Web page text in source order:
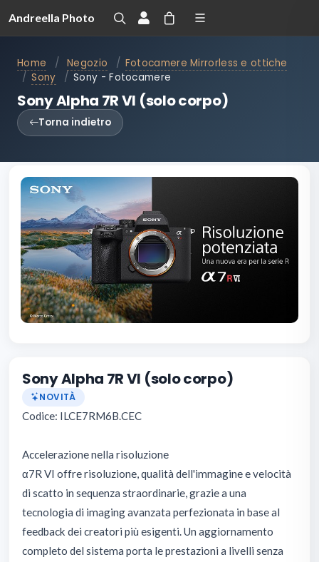
Andreella Photo
Home / Negozio / Fotocamere Mirrorless e ottiche
/ Sony / Sony - Fotocamere
Sony Alpha 7R VI (solo corpo)
Torna indietro
Sony Alpha 7R VI (solo corpo)
NOVITÀ
Codice: ILCE7RM6B.CEC
Accelerazione nella risoluzione
α7R VI offre risoluzione, qualità dell'immagine e velocità
di scatto in sequenza straordinarie, grazie a una
tecnologia di imaging avanzata perfezionata in base al
feedback dei creatori più esigenti. Un aggiornamento
completo del sistema porta le prestazioni a livelli senza